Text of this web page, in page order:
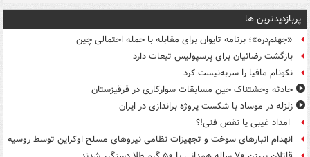
پربازدیدترین ها
«جهنم‌دره»؛ برنامه تایوان برای مقابله با حمله احتمالی چین
بازگشت رضائیان برای پرسپولیس تبعات دارد
نکونام مافیا را سربه‌نیست کرد
حادثه وحشتناک حین مسابقات سوارکاری در قرقیزستان
زلزله در موساد با شکست پروژه براندازی در ایران
امداد غیبی یا نقص فنی!؟
انهدام انبارهای سوخت و تجهیزات نظامی نیروهای مسلح اوکراین توسط روسیه